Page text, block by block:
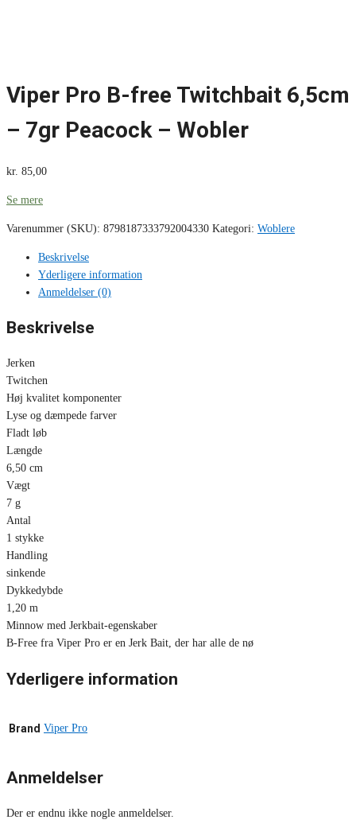
Viper Pro B-free Twitchbait 6,5cm
– 7gr Peacock – Wobler
kr. 85,00
Se mere
Varenummer (SKU): 8798187333792004330 Kategori: Woblere
Beskrivelse
Yderligere information
Anmeldelser (0)
Beskrivelse
Jerken
Twitchen
Høj kvalitet komponenter
Lyse og dæmpede farver
Fladt løb
Længde
6,50 cm
Vægt
7 g
Antal
1 stykke
Handling
sinkende
Dykkedybde
1,20 m
Minnow med Jerkbait-egenskaber
B-Free fra Viper Pro er en Jerk Bait, der har alle de nø
Yderligere information
Brand Viper Pro
Anmeldelser
Der er endnu ikke nogle anmeldelser.